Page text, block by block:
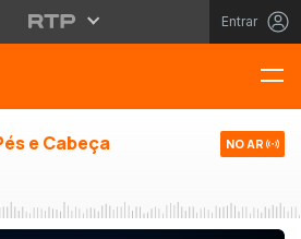
Entrar
e Cabeça NO AR